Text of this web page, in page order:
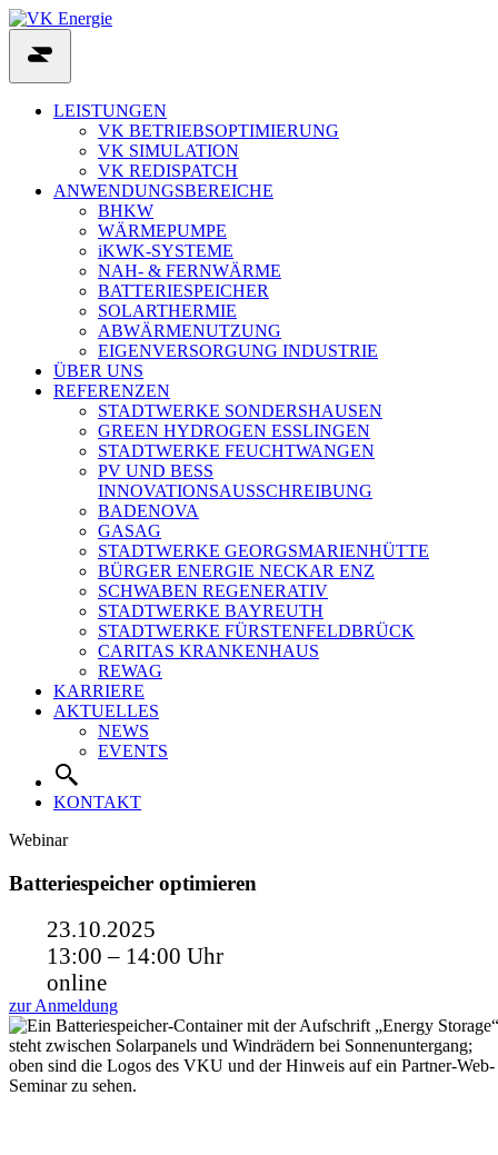
Skip
to
content
LEISTUNGEN
VK BETRIEBSOPTIMIERUNG
VK SIMULATION
VK REDISPATCH
ANWENDUNGSBEREICHE
BHKW
WÄRMEPUMPE
iKWK-SYSTEME
NAH- & FERNWÄRME
BATTERIESPEICHER
SOLARTHERMIE
ABWÄRMENUTZUNG
EIGENVERSORGUNG INDUSTRIE
ÜBER UNS
REFERENZEN
STADTWERKE SONDERSHAUSEN
GREEN HYDROGEN ESSLINGEN
STADTWERKE FEUCHTWANGEN
PV UND BESS
INNOVATIONSAUSSCHREIBUNG
BADENOVA
GASAG
STADTWERKE GEORGSMARIENHÜTTE
BÜRGER ENERGIE NECKAR ENZ
SCHWABEN REGENERATIV
STADTWERKE BAYREUTH
STADTWERKE FÜRSTENFELDBRÜCK
CARITAS KRANKENHAUS
REWAG
KARRIERE
AKTUELLES
NEWS
EVENTS
KONTAKT
Webinar
Batteriespeicher optimieren
23.10.2025
13:00 – 14:00 Uhr
online
zur Anmeldung